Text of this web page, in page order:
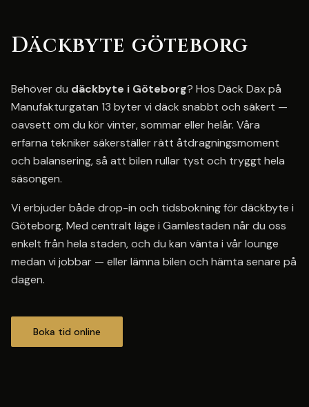
Däckbyte göteborg
Behöver du däckbyte i Göteborg? Hos Däck Dax på
Manufakturgatan 13 byter vi däck snabbt och säkert —
oavsett om du kör vinter, sommar eller helår. Våra
erfarna tekniker säkerställer rätt åtdragningsmoment
och balansering, så att bilen rullar tyst och tryggt hela
säsongen.
Vi erbjuder både drop-in och tidsbokning för däckbyte i
Göteborg. Med centralt läge i Gamlestaden når du oss
enkelt från hela staden, och du kan vänta i vår lounge
medan vi jobbar — eller lämna bilen och hämta senare på
dagen.
Boka tid online